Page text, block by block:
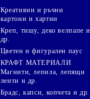
Креативни и ръчни
картони и хартии
Креп, тишу, деко велпапе и
др.
Цветен и фигурален паус
КРАФТ МАТЕРИАЛИ
Магнити, лепила, лепящи
ленти и др.
Брадс, капси, копчета и др.